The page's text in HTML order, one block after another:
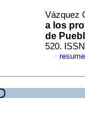
Vázquez
a los
de
520.
·